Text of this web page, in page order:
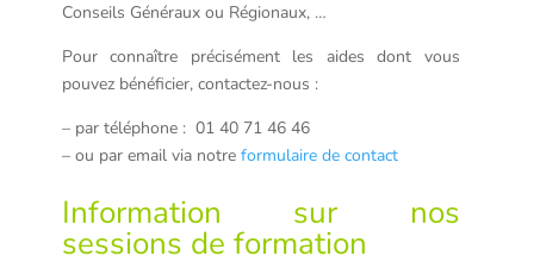
Conseils Généraux ou Régionaux, …
Pour connaître précisément les aides dont vous
pouvez bénéficier, contactez-nous :
– par téléphone : 01 40 71 46 46
– ou par email via notre formulaire de contact
Information sur nos
sessions de formation